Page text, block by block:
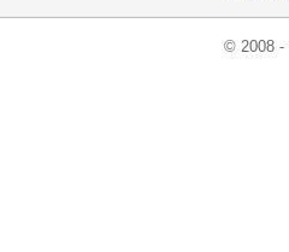
© 2008 -